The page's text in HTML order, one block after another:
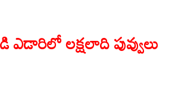
లక్షలాది పువ్వులు